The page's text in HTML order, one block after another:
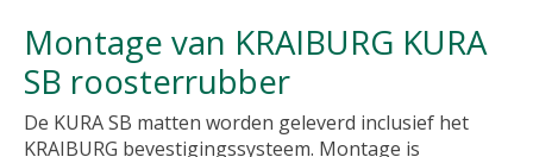
Montage van KRAIBURG KURA
SB roosterrubber
De KURA SB matten worden geleverd inclusief het
KRAIBURG bevestigingssysteem. Montage is